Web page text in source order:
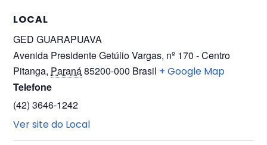
LOCAL
GED GUARAPUAVA
Avenida Presidente Getúlio Vargas, nº 170 - Centro
Pitanga, Paraná85200-000 Brasil + Google Map
Telefone
(42) 3646-1242
Ver site do Local